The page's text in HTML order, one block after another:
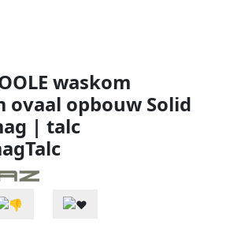
waskom
ovaal opbouw Solid
| talc